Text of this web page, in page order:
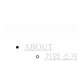
ABOUT
기업 소개